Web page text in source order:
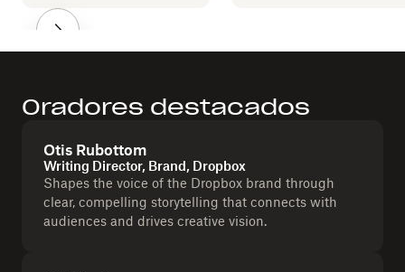
Oradores destacados
Otis Rubottom
Writing Director, Brand, Dropbox
Shapes the voice of the Dropbox brand through
clear, compelling storytelling that connects with
audiences and drives creative vision.